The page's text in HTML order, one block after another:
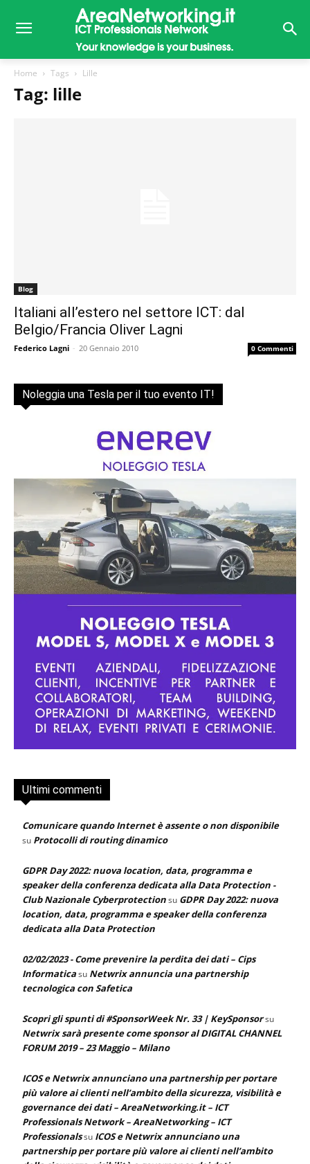
Home Tags Lille
Tag: lille
Blog
Italiani all’estero nel settore ICT: dal
Belgio/Francia Oliver Lagni
Federico Lagni - 20 Gennaio 2010 0 Commenti
Noleggia una Tesla per il tuo evento IT!
Ultimi commenti
Comunicare quando Internet è assente o non disponibile
su Protocolli di routing dinamico
GDPR Day 2022: nuova location, data, programma e
speaker della conferenza dedicata alla Data Protection -
Club Nazionale Cyberprotectionsu GDPR Day 2022: nuova
location, data, programma e speaker della conferenza
dedicata alla Data Protection
02/02/2023 - Come prevenire la perdita dei dati – Cips
Informaticasu Netwrix annuncia una partnership
tecnologica con Safetica
Scopri gli spunti di #SponsorWeek Nr. 33 | KeySponsorsu
Netwrix sarà presente come sponsor al DIGITAL CHANNEL
FORUM 2019 – 23 Maggio – Milano
ICOS e Netwrix annunciano una partnership per portare
più valore ai clienti nell’ambito della sicurezza, visibilità e
governance dei dati – AreaNetworking.it – ICT
Professionals Network – AreaNetworking – ICT
Professionalssu ICOS e Netwrix annunciano una
partnership per portare più valore ai clienti nell’ambito